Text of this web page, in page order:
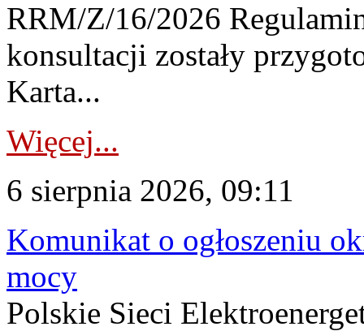
RRM/Z/16/2026
konsultacji zostały
Karta...
Więcej...
6 sierpnia 2026, 09:11
Komunikat o ogłoszeniu
mocy
Polskie Sieci